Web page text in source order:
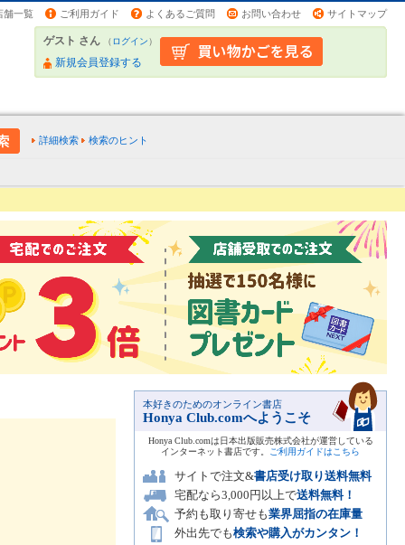
舗一覧 ご利用ガイド よくあるご質問 お問い合わせ サイトマップ
ゲスト さん （ログイン）
新規会員登録する
詳細検索 検索のヒント
本好きのためのオンライン書店
Honya Club.comへようこそ
Honya Club.comは日本出版販売株式会社が運営している
インターネット書店です。
ご利用ガイドはこちら
サイトで注文&書店受け取り送料無料
宅配なら3,000円以上で送料無料！
予約も取り寄せも業界屈指の在庫量
外出先でも検索や購入がカンタン！